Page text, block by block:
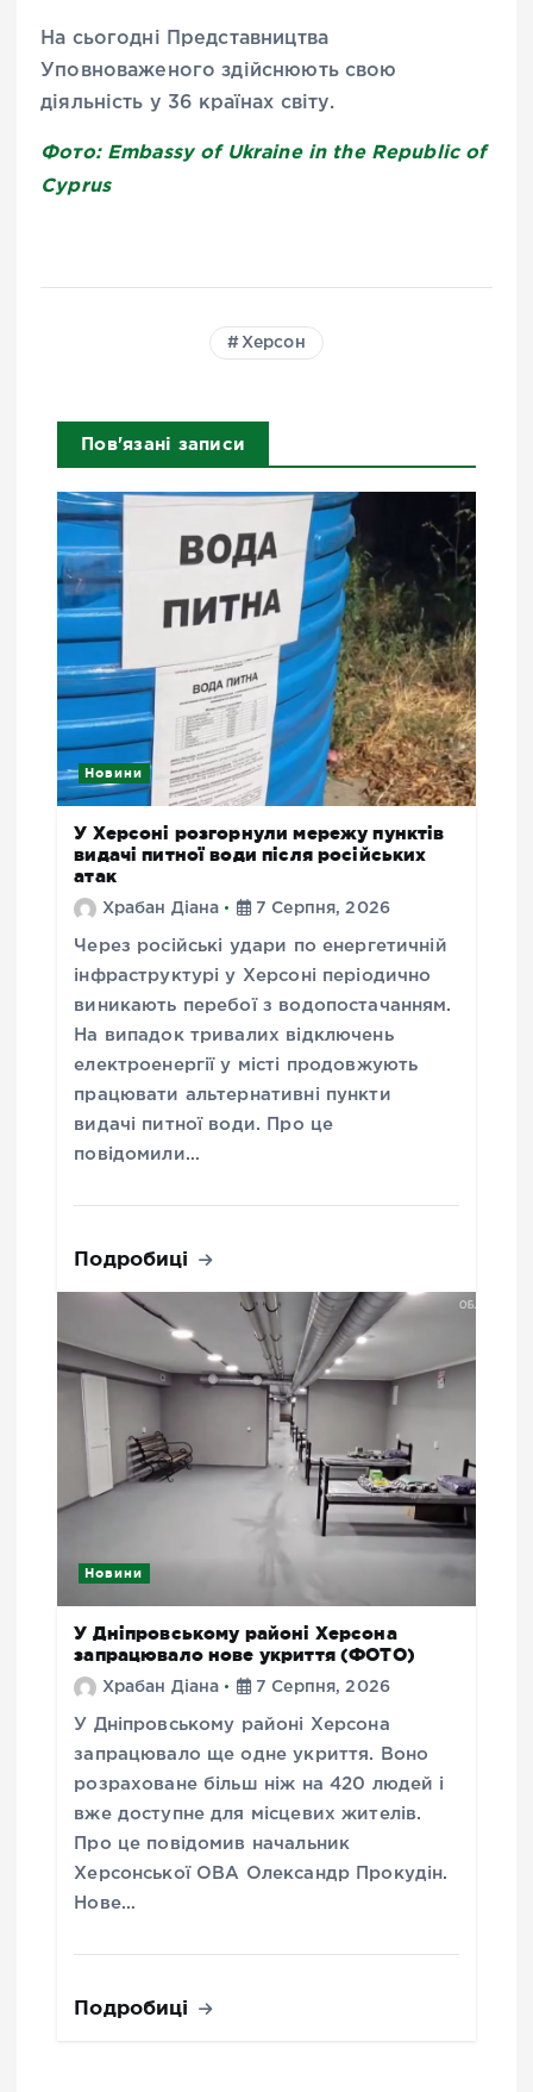
На сьогодні Представництва
Уповноваженого здійснюють свою
діяльність у 36 країнах світу.
Фото: Embassy of Ukraine in the Republic of
Cyprus
Херсон
Пов'язані записи
Новини
У Херсоні розгорнули мережу пунктів
видачі питної води після російських
атак
Храбан Діана 7 Серпня, 2026
Через російські удари по енергетичній
інфраструктурі у Херсоні періодично
виникають перебої з водопостачанням.
На випадок тривалих відключень
електроенергії у місті продовжують
працювати альтернативні пункти
видачі питної води. Про це
повідомили…
Подробиці
Новини
У Дніпровському районі Херсона
запрацювало нове укриття (ФОТО)
Храбан Діана 7 Серпня, 2026
У Дніпровському районі Херсона
запрацювало ще одне укриття. Воно
розраховане більш ніж на 420 людей і
вже доступне для місцевих жителів.
Про це повідомив начальник
Херсонської ОВА Олександр Прокудін.
Нове…
Подробиці